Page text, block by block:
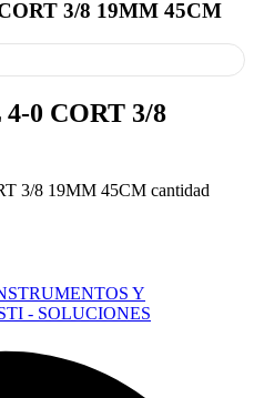
3/8 19MM 45CM
0 CORT 3/8
3/8 19MM 45CM cantidad
Y
- SOLUCIONES